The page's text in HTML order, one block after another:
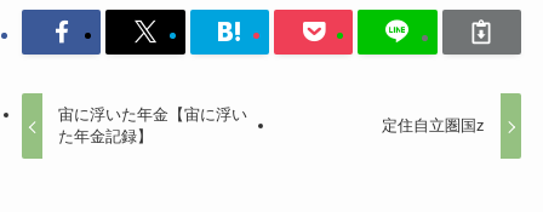
宙に浮いた年金【宙に浮い
た年金記録】
定住自立圏国z